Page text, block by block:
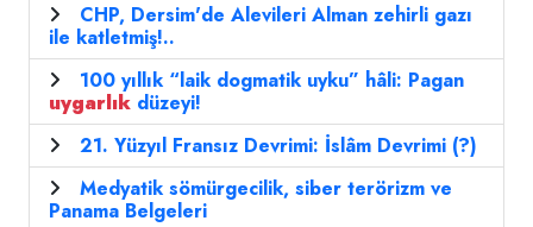
CHP, Dersim'de Alevileri Alman zehirli gazı
ile katletmiş!..
100 yıllık “laik dogmatik uyku” hâli: Pagan
uygarlık düzeyi!
21. Yüzyıl Fransız Devrimi: İslâm Devrimi (?)
Medyatik sömürgecilik, siber terörizm ve
Panama Belgeleri